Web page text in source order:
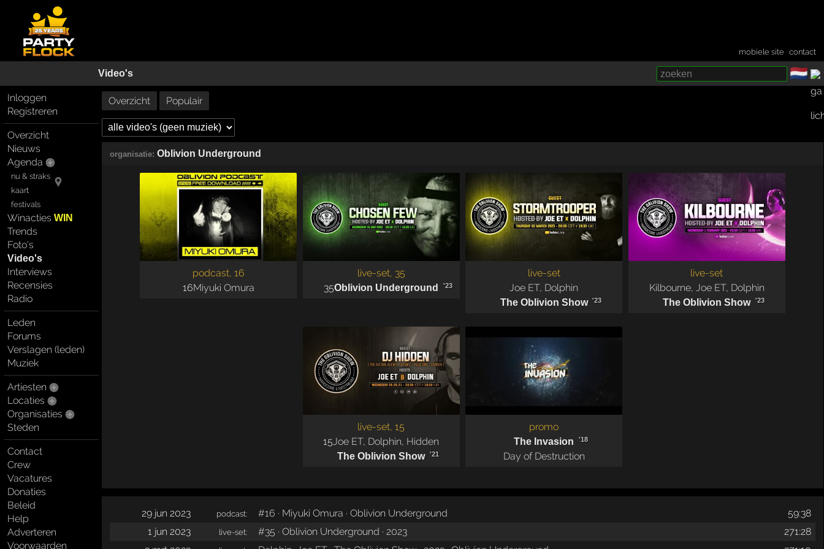
mobiele site ·contact
Video's 🇳🇱
Inloggen
Registreren
Overzicht
Nieuws
Agenda
nu & straks
kaart
festivals
WinactiesWIN
Trends
Foto's
Video's
Interviews
Recensies
Radio
Leden
Forums
Verslagen (leden)
Muziek
Artiesten
Locaties
Organisaties
Steden
Contact
Crew
Vacatures
Donaties
Beleid
Help
Adverteren
Voorwaarden
Overzicht Populair
organisatie: Oblivion Underground
podcast, 16
16Miyuki Omura
live-set, 35
35Oblivion Underground '23
live-set
Joe ET, Dolphin
The Oblivion Show '23
live-set
Kilbourne, Joe ET, Dolphin
The Oblivion Show '23
live-set, 15
15Joe ET, Dolphin, Hidden
The Oblivion Show '21
promo
The Invasion '18
Day of Destruction
29 jun 2023 podcast: #16 · Miyuki Omura · Oblivion Underground
59:38
1 jun 2023
live-set: #35 · Oblivion Underground · 2023
271:28